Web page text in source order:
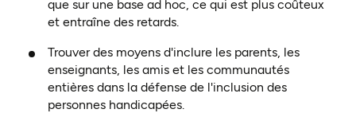
que sur une base ad hoc, ce qui est plus coûteux
et entraîne des retards.
Trouver des moyens d'inclure les parents, les
enseignants, les amis et les communautés
entières dans la défense de l'inclusion des
personnes handicapées.